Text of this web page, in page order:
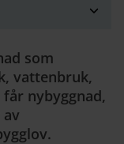
som
vattenbruk,
nybyggnad,